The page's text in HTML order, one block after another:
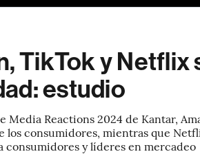
TikTok y Netflix
estudio
Media Reactions 2024 de Kantar,
los consumidores, mientras que
consumidores y líderes en mercadeo